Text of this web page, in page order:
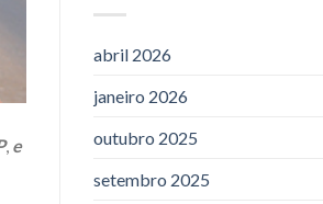
,e
abril 2026
janeiro 2026
outubro 2025
setembro 2025